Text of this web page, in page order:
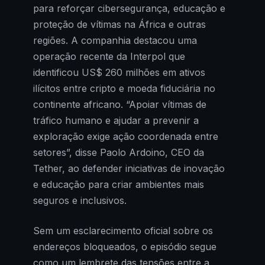
para reforçar cibersegurança, educação e
proteção de vítimas na África e outras
regiões. A companhia destacou uma
operação recente da Interpol que
identificou US$ 260 milhões em ativos
ilícitos entre cripto e moeda fiduciária no
continente africano. “Apoiar vítimas de
tráfico humano e ajudar a prevenir a
exploração exige ação coordenada entre
setores”, disse Paolo Ardoino, CEO da
Tether, ao defender iniciativas de inovação
e educação para criar ambientes mais
seguros e inclusivos.
Sem um esclarecimento oficial sobre os
endereços bloqueados, o episódio segue